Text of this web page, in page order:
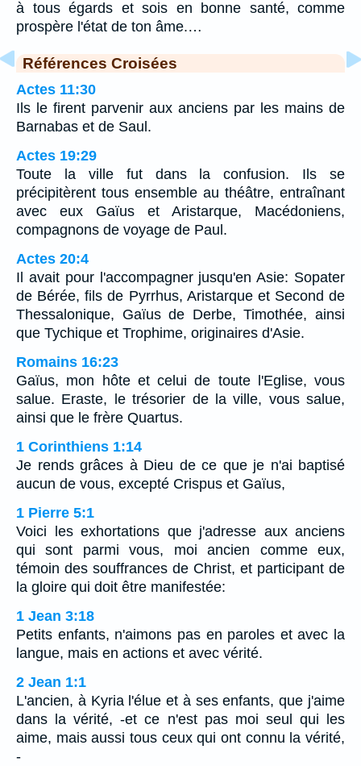
à tous égards et sois en bonne santé, comme
prospère l'état de ton âme.…
Références Croisées
Actes 11:30
Ils le firent parvenir aux anciens par les mains de
Barnabas et de Saul.
Actes 19:29
Toute la ville fut dans la confusion. Ils se
précipitèrent tous ensemble au théâtre, entraînant
avec eux Gaïus et Aristarque, Macédoniens,
compagnons de voyage de Paul.
Actes 20:4
Il avait pour l'accompagner jusqu'en Asie: Sopater
de Bérée, fils de Pyrrhus, Aristarque et Second de
Thessalonique, Gaïus de Derbe, Timothée, ainsi
que Tychique et Trophime, originaires d'Asie.
Romains 16:23
Gaïus, mon hôte et celui de toute l'Eglise, vous
salue. Eraste, le trésorier de la ville, vous salue,
ainsi que le frère Quartus.
1 Corinthiens 1:14
Je rends grâces à Dieu de ce que je n'ai baptisé
aucun de vous, excepté Crispus et Gaïus,
1 Pierre 5:1
Voici les exhortations que j'adresse aux anciens
qui sont parmi vous, moi ancien comme eux,
témoin des souffrances de Christ, et participant de
la gloire qui doit être manifestée:
1 Jean 3:18
Petits enfants, n'aimons pas en paroles et avec la
langue, mais en actions et avec vérité.
2 Jean 1:1
L'ancien, à Kyria l'élue et à ses enfants, que j'aime
dans la vérité, -et ce n'est pas moi seul qui les
aime, mais aussi tous ceux qui ont connu la vérité,
-